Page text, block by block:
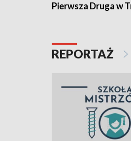
Pierwsza Druga w
REPORTAŻ